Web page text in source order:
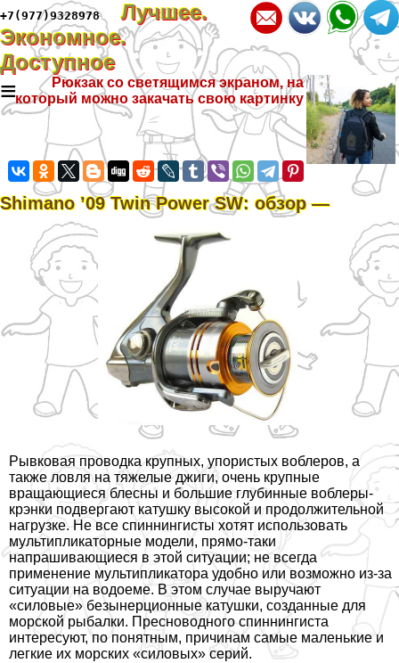
+7(977)9328978
Лучшее.
Экономное.
Доступное
≡
Рюкзак со светящимся экраном, на
который можно закачать свою картинку
Shimano ’09 Twin Power SW: обзор —
Рывковая проводка крупных, упористых воблеров, а
также ловля на тяжелые джиги, очень крупные
вращающиеся блесны и большие глубинные воблеры-
крэнки подвергают катушку высокой и продолжительной
нагрузке. Не все спиннингисты хотят использовать
мультипликаторные модели, прямо-таки
напрашивающиеся в этой ситуации; не всегда
применение мультипликатора удобно или возможно из-за
ситуации на водоеме. В этом случае выручают
«силовые» безынерционные катушки, созданные для
морской рыбалки. Пресноводного спиннингиста
интересуют, по понятным, причинам самые маленькие и
легкие их морских «силовых» серий.